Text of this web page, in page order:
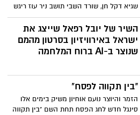
שגיא דקל חן, שורד השבי תושב ניר עוז ריגש
מדינה שלמה כשהשתתף במופע "שירים
בכיכר 2025" וביצע גרסה מיוחדת לשיר "ילדים
של החיים" בליווי עידן רייכל על הפסנתר
והעביר מסר עוצמתי וחשוב. המופע שודר
השיר של יובל רפאל שייצג את
ישראל באירוויזיון בסרטון מהמם
שנוצר ב-AI ברוח המלחמה
"בין תקווה לפסח"
הזמר והיוצר נועם אוחיון משיק בימים אלו
סינגל חדש לחג הפסח תחת השם "בין תקווה